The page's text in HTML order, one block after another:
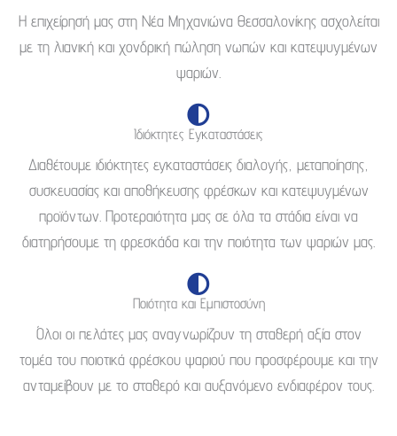
Η επιχείρησή μας στη Νέα Μηχανιώνα Θεσσαλονίκης ασχολείται
με τη λιανική και χονδρική πώληση νωπών και κατεψυγμένων
ψαριών.
Ιδιόκτητες Εγκαταστάσεις
Διαθέτουμε ιδιόκτητες εγκαταστάσεις διαλογής, μεταποίησης,
συσκευασίας και αποθήκευσης φρέσκων και κατεψυγμένων
προϊόντων. Προτεραιότητα μας σε όλα τα στάδια είναι να
διατηρήσουμε τη φρεσκάδα και την ποιότητα των ψαριών μας.
Ποιότητα και Εμπιστοσύνη
Όλοι οι πελάτες μας αναγνωρίζουν τη σταθερή αξία στον
τομέα του ποιοτικά φρέσκου ψαριού που προσφέρουμε και την
ανταμείβουν με το σταθερό και αυξανόμενο ενδιαφέρον τους.